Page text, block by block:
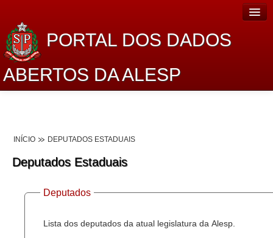
PORTAL DOS DADOS
ABERTOS DA ALESP
Lei de Acesso à Informação
Dados Governamentais Abertos
Planejamento
INÍCIO DEPUTADOS ESTADUAIS
Deputados Estaduais
Deputados
Lista dos deputados da atual legislatura da Alesp.